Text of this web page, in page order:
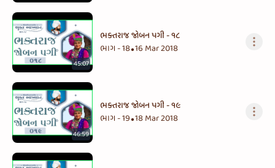
45:07
ભક્તરાજ જોબન પગી - ૧૮
ભાગ - 18•16 Mar 2018
46:59
ભક્તરાજ જોબન પગી - ૧૯
ભાગ - 19•18 Mar 2018